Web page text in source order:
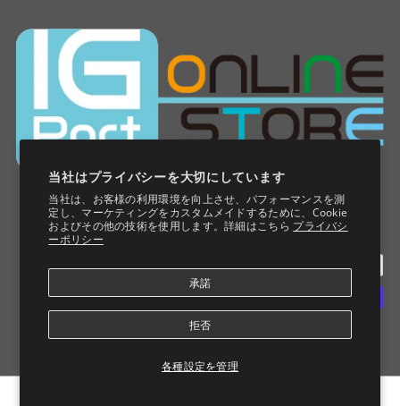
当社はプライバシーを大切にしています
当社は、お客様の利用環境を向上させ、パフォーマンスを測
定し、マーケティングをカスタムメイドするために、Cookie
およびその他の技術を使用します。詳細はこちら プライバシ
ーポリシー
各種設定を管理
承諾
拒否
© 2026 IG Port ONLINE STORE